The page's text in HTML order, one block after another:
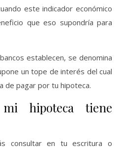
este indicador económico
que eso supondría para
establecen, se denomina
un tope de interés del cual
de pagar por tu hipoteca.
hipoteca tiene
consultar en tu escritura o